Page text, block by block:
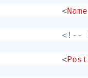
<Name
<!--
<